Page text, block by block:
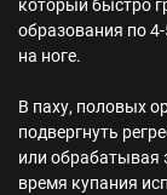
который быстро
образования по
на ноге.
В паху, половых
подвергнуть
или обрабатывая
время купания